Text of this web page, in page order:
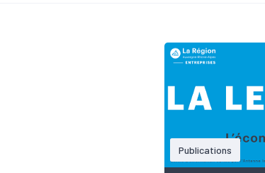
Publications